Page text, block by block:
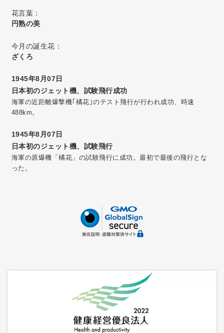
花言葉：
円熟の美
今月の誕生花：
ざくろ
1945年8月07日
日本初のジェット機、試験飛行成功
海軍の近距離爆撃機｢橘花｣のテスト飛行が行われ成功、時速
488km。
1945年8月07日
日本初のジェット機、試験飛行
海軍の原爆機「橘花」の試験飛行に成功。最初で最後の飛行とな
った。